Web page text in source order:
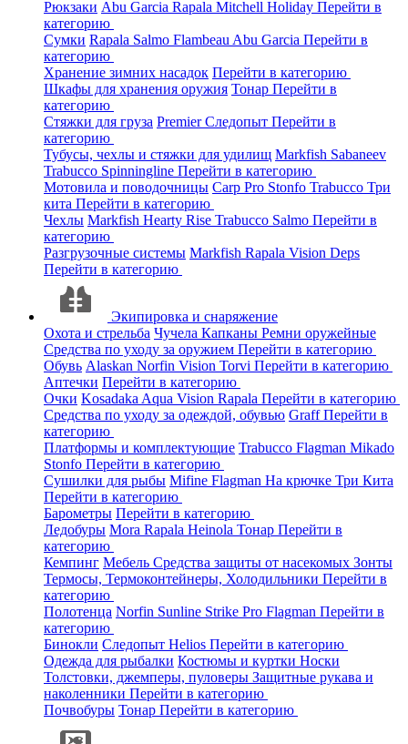
Рюкзаки Abu Garcia Rapala Mitchell Holiday Перейти в
категорию
Сумки Rapala Salmo Flambeau Abu Garcia Перейти в
категорию
Хранение зимних насадок Перейти в категорию
Шкафы для хранения оружия Тонар Перейти в
категорию
Стяжки для груза PremierСледопыт Перейти в
категорию
Тубусы, чехлы и стяжки для удилищ Markfish Sabaneev
Trabucco Spinningline Перейти в категорию
Мотовила и поводочницы Carp Pro Stonfo Trabucco Три
кита Перейти в категорию
Чехлы Markfish Hearty Rise Trabucco Salmo Перейти в
категорию
Разгрузочные системы Markfish Rapala Vision Deps
Перейти в категорию
Экипировка и снаряжение
Охота и стрельба Чучела Капканы Ремни оружейные
Средства по уходу за оружием Перейти в категорию
Обувь Alaskan Norfin Vision Torvi Перейти в категорию
Аптечки Перейти в категорию
Очки Kosadaka Aqua Vision Rapala Перейти в категорию
Средства по уходу за одеждой, обувью GraffПерейти в
категорию
Платформы и комплектующие Trabucco Flagman Mikado
Stonfo Перейти в категорию
Сушилки для рыбы Mifine Flagman На крючке Три Кита
Перейти в категорию
Барометры Перейти в категорию
Ледобуры Mora Rapala Heinola Тонар Перейти в
категорию
Кемпинг Мебель Средства защиты от насекомых Зонты
Термосы, Термоконтейнеры, Холодильники Перейти в
категорию
Полотенца Norfin Sunline Strike Pro Flagman Перейти в
категорию
Бинокли Следопыт Helios Перейти в категорию
Одежда для рыбалки Костюмы и куртки Носки
Толстовки, джемперы, пуловеры Защитные рукава и
наколенники Перейти в категорию
Почвобуры Тонар Перейти в категорию